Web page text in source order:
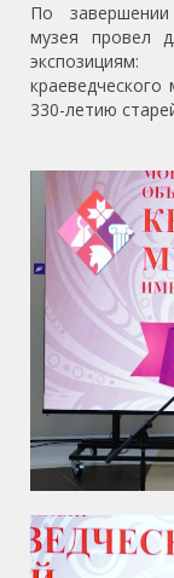
По
музея провел
330-летию